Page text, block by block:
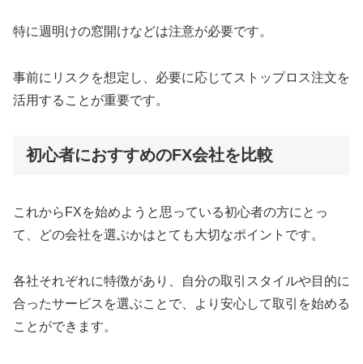
特に週明けの窓開けなどは注意が必要です。
事前にリスクを想定し、必要に応じてストップロス注文を
活用することが重要です。
初心者におすすめのFX会社を比較
これからFXを始めようと思っている初心者の方にとっ
て、どの会社を選ぶかはとても大切なポイントです。
各社それぞれに特徴があり、自分の取引スタイルや目的に
合ったサービスを選ぶことで、より安心して取引を始める
ことができます。